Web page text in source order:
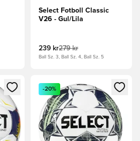
Select Fotboll Classic
V26 - Gul/Lila
239 kr279 kr
Ball Sz. 3, Ball Sz. 4, Ball Sz. 5
att logga in eller registrera dig som
Öppnar en Modal för att
-20%